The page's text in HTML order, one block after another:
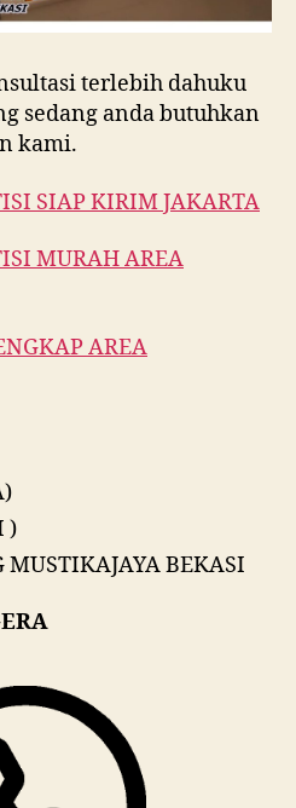
terlebih dahuku
sedang anda butuhkan
kami.
SIAP KIRIM JAKARTA
MURAH AREA
AREA
)
BEKASI